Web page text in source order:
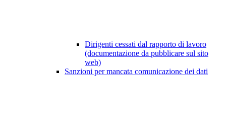
Dirigenti cessati dal rapporto di lavoro
(documentazione da pubblicare sul sito
web)
Sanzioni per mancata comunicazione dei dati